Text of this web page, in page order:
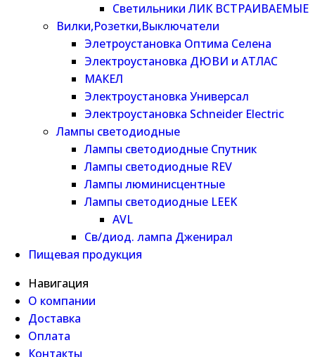
Светильники ЛИК ВСТРАИВАЕМЫЕ
Вилки,Розетки,Выключатели
Элетроустановка Оптима Селена
Электроустановка ДЮВИ и АТЛАС
МАКЕЛ
Электроустановка Универсал
Электроустановка Schneider Electric
Лампы светодиодные
Лампы светодиодные Спутник
Лампы светодиодные REV
Лампы люминисцентные
Лампы светодиодные LEEK
AVL
Св/диод. лампа Дженирал
Пищевая продукция
Навигация
О компании
Доставка
Оплата
Контакты